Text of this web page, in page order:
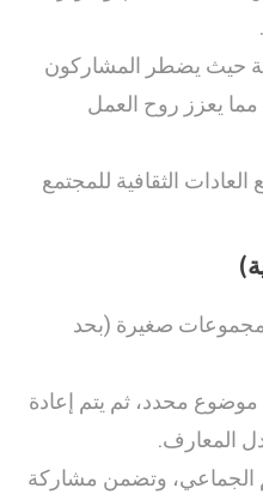
حيث يضطر المشاركون
مما يعزز روح العمل
الثقافية للمجتمع
صغيرة (بحد
محدد، ثم يتم إعادة
المعارف.
الجماعي، وتضمن مشاركة